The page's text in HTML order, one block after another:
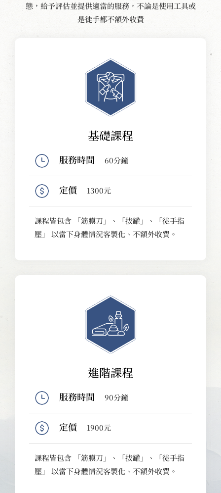
態，給予評估並提供適當的服務，不論是使用工具或
是徒手都不額外收費
基礎課程
服務時間 60分鐘
定價 1300元
課程皆包含 「筋膜刀」、「拔罐」、「徒手指
壓」 以當下身體情況客製化、不額外收費。
進階課程
服務時間 90分鐘
定價 1900元
課程皆包含 「筋膜刀」、「拔罐」、「徒手指
壓」 以當下身體情況客製化、不額外收費。